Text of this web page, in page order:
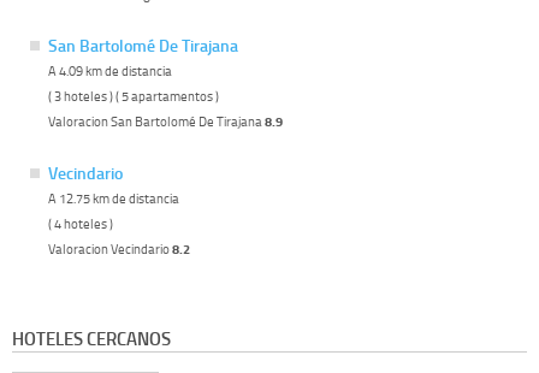
San Bartolomé De Tirajana
A 4.09 km de distancia
( 3 hoteles ) ( 5 apartamentos )
Valoracion San Bartolomé De Tirajana8.9
Vecindario
A 12.75 km de distancia
( 4 hoteles )
Valoracion Vecindario8.2
HOTELES CERCANOS